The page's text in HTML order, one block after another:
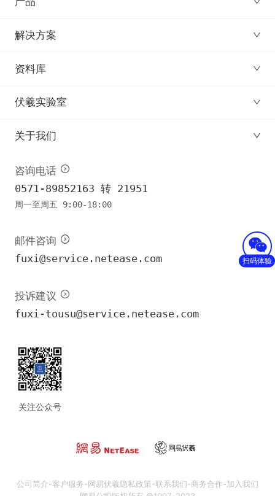
解决方案
资料库
伏羲实验室
关于我们
咨询电话
0571-89852163 转 21951
周一至周五 9:00-18:00
邮件咨询
fuxi@service.netease.com
投诉建议
fuxi-tousu@service.netease.com
关注公众号
公司简介-客户服务-网易伏羲隐私政策-联系我们-商务合作-加入我们
扫码体验